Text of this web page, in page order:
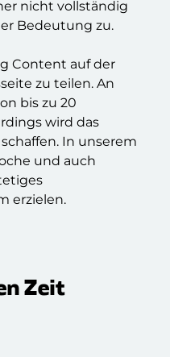
nicht vollständig
Bedeutung zu.
Content auf der
zu teilen. An
bis zu 20
wird das
In unserem
und auch
erzielen.
Zeit